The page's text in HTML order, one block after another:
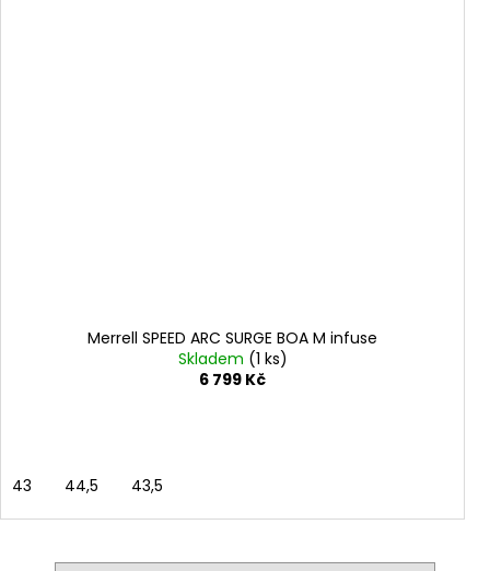
Merrell SPEED ARC SURGE BOA M infuse
Skladem (1 ks)
6 799 Kč
43 44,5 43,5